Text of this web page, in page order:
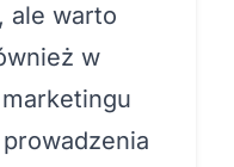
ale warto
w